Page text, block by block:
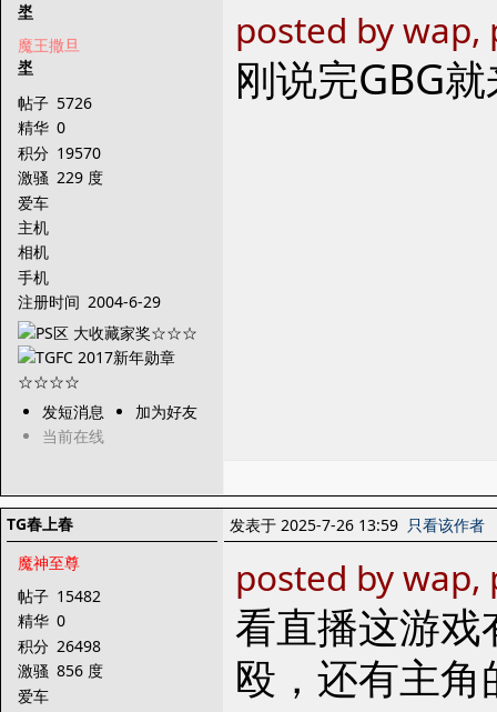
埊
魔王撒旦
埊
帖子 5726
精华 0
积分 19570
激骚 229 度
爱车
主机
相机
手机
注册时间 2004-6-29
发短消息
加为好友
当前在线
posted by
刚说完GBG
TG春上春
魔神至尊
帖子 15482
精华 0
积分 26498
激骚 856 度
爱车
发表于 2025-7-26 13:59 只看该作者
posted by
看直播这游
殴，还有主